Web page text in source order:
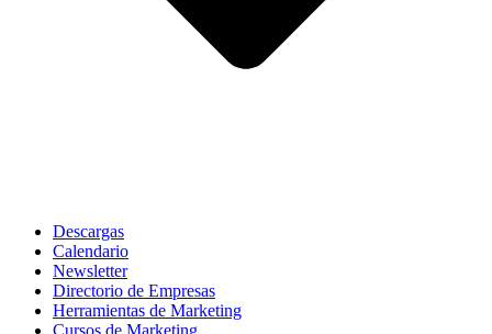
Descargas
Calendario
Newsletter
Directorio de Empresas
Herramientas de Marketing